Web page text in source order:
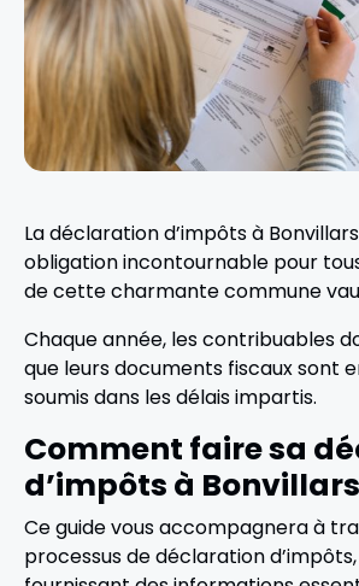
La déclaration d’impôts à
obligation incontournable pour
de cette charmante commune
Chaque année, les contribuables
que leurs documents fiscaux sont
soumis dans les délais impartis.
Comment faire sa
d’impôts à Bonvillars
Ce guide vous accompagnera à
processus de déclaration